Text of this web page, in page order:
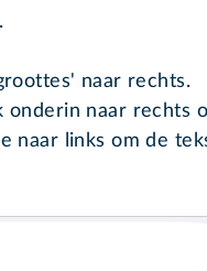
.
naar rechts.
onderin naar rechts
naar links om de